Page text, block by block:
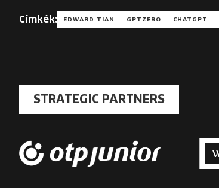
Címkék: EDWARD TIAN GPTZERO CHATGPT
STRATEGIC PARTNERS